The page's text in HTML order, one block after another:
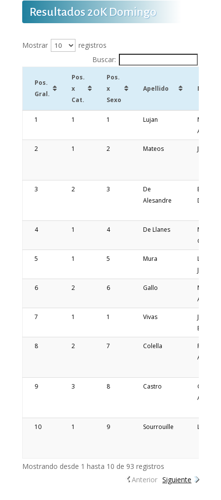
Resultados 20K Domingo
Mostrar
registros
Buscar:
Pos.
Gral.
Pos.
x
Cat.
Pos.
x
Sexo
Apellido
Pos.
Pos.
Cat.
Pos.
Sexo
Apellido
1 1 1 Lujan
Mauro
2 1 2 Mateos Justo
3 2 3
De
Alesandre
Edgar
Daniel
4 1 4 De Llanes
Marcos
5 1 5 Mura
Lionel
Jorge
6 2 6 Gallo
Marcelo
7 1 1 Vivas
Jimena
8 2 7 Colella
Raul
Anibal
9 3 8 Castro
Andres
10 1 9 Sourrouille Lucas
Mostrando desde 1 hasta 10 de 93 registros
Anterior Siguiente